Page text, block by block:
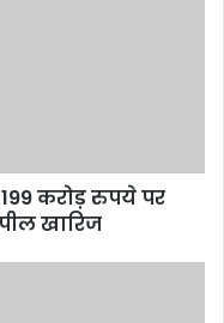
करोड़ रुपये पर
खारिज